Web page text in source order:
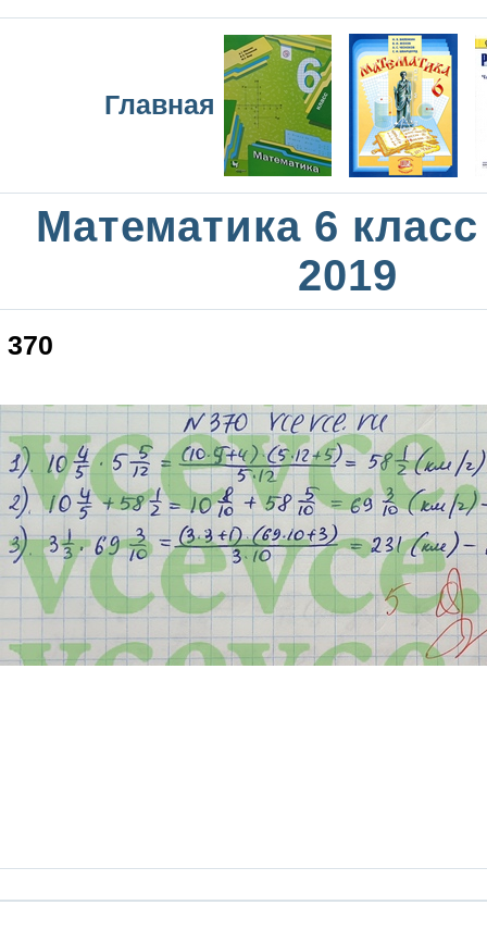
Главная
Математика 6
2019
370